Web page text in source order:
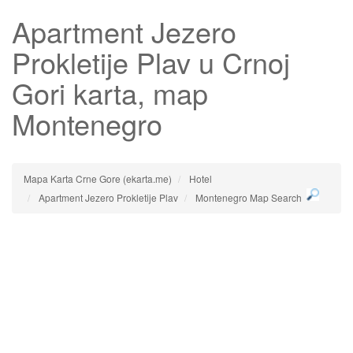
Apartment Jezero
Prokletije Plav u Crnoj
Gori karta, map
Montenegro
Mapa Karta Crne Gore (ekarta.me)
Hotel
Apartment Jezero Prokletije Plav
Montenegro Map Search